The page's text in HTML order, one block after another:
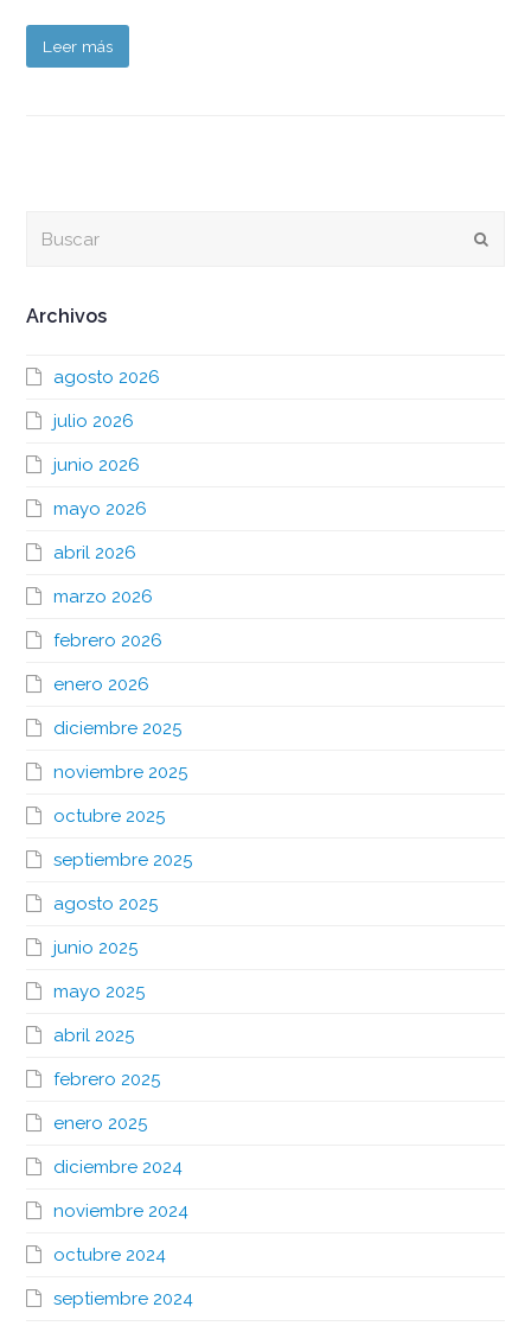
Leer más
Archivos
agosto 2026
julio 2026
junio 2026
mayo 2026
abril 2026
marzo 2026
febrero 2026
enero 2026
diciembre 2025
noviembre 2025
octubre 2025
septiembre 2025
agosto 2025
junio 2025
mayo 2025
abril 2025
febrero 2025
enero 2025
diciembre 2024
noviembre 2024
octubre 2024
septiembre 2024